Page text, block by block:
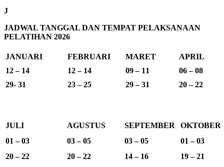
J
JADWAL TANGGAL DAN TEMPAT PELAKSANAAN
PELATIHAN 2026
JANUARI FEBRUARI MARET
APRIL
12 – 14
12 – 14 09 – 11
06 – 08
29- 31
23 – 25 29 – 31 20 – 22
JULI AGUSTUS SEPTEMBER
OKTOBER
01 – 03
03 – 05 03 – 05
01 – 03
20 – 22
20 – 22 14 – 16 19 – 21